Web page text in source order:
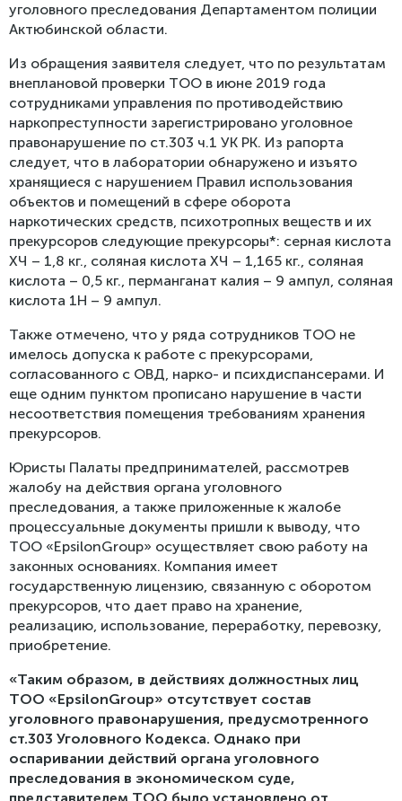
уголовного преследования Департаментом полиции
Актюбинской области.
Из обращения заявителя следует, что по результатам
внеплановой проверки ТОО в июне 2019 года
сотрудниками управления по противодействию
наркопреступности зарегистрировано уголовное
правонарушение по ст.303 ч.1 УК РК. Из рапорта
следует, что в лаборатории обнаружено и изъято
хранящиеся с нарушением Правил использования
объектов и помещений в сфере оборота
наркотических средств, психотропных веществ и их
прекурсоров следующие прекурсоры*: серная кислота
ХЧ – 1,8 кг., соляная кислота ХЧ – 1,165 кг., соляная
кислота – 0,5 кг., перманганат калия – 9 ампул, соляная
кислота 1Н – 9 ампул.
Также отмечено, что у ряда сотрудников ТОО не
имелось допуска к работе с прекурсорами,
согласованного с ОВД, нарко- и психдиспансерами. И
еще одним пунктом прописано нарушение в части
несоответствия помещения требованиям хранения
прекурсоров.
Юристы Палаты предпринимателей, рассмотрев
жалобу на действия органа уголовного
преследования, а также приложенные к жалобе
процессуальные документы пришли к выводу, что
ТОО «EpsilonGroup» осуществляет свою работу на
законных основаниях. Компания имеет
государственную лицензию, связанную с оборотом
прекурсоров, что дает право на хранение,
реализацию, использование, переработку, перевозку,
приобретение.
«Таким образом, в действиях должностных лиц
ТОО «EpsilonGroup» отсутствует состав
уголовного правонарушения, предусмотренного
ст.303 Уголовного Кодекса. Однако при
оспаривании действий органа уголовного
преследования в экономическом суде,